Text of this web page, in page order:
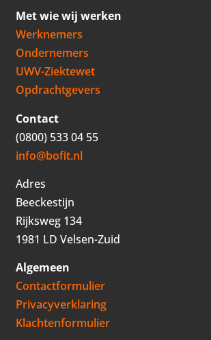
Met wie wij werken
Werknemers
Ondernemers
UWV-Ziektewet
Opdrachtgevers
Contact
(0800) 533 04 55
info@bofit.nl
Adres
Beeckestijn
Rijksweg 134
1981 LD Velsen-Zuid
Algemeen
Contactformulier
Privacyverklaring
Klachtenformulier